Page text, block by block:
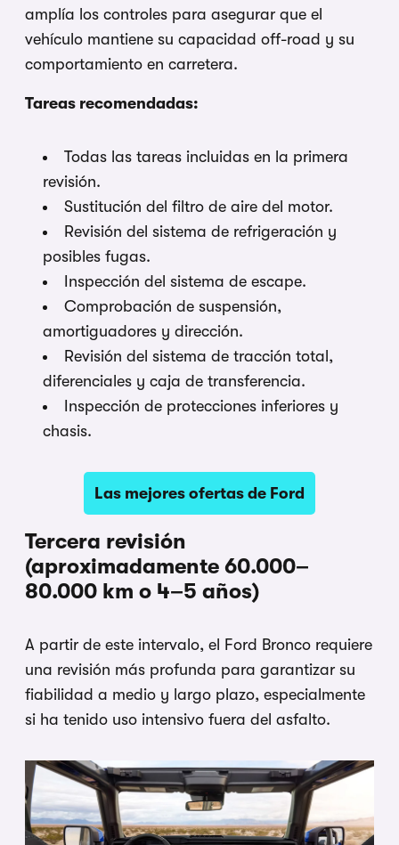
amplía los controles para asegurar que el
vehículo mantiene su capacidad off-road y su
comportamiento en carretera.
Tareas recomendadas:
Todas las tareas incluidas en la primera
revisión.
Sustitución del filtro de aire del motor.
Revisión del sistema de refrigeración y
posibles fugas.
Inspección del sistema de escape.
Comprobación de suspensión,
amortiguadores y dirección.
Revisión del sistema de tracción total,
diferenciales y caja de transferencia.
Inspección de protecciones inferiores y
chasis.
Las mejores ofertas de Ford
Tercera revisión
(aproximadamente 60.000–
80.000 km o 4–5 años)
A partir de este intervalo, el Ford Bronco requiere
una revisión más profunda para garantizar su
fiabilidad a medio y largo plazo, especialmente
si ha tenido uso intensivo fuera del asfalto.